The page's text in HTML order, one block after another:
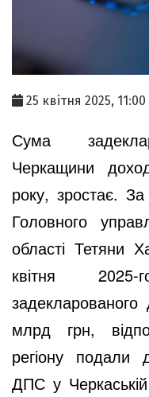
25 квітня 2025, 11:00
Сума
Черкащини
року, зростає.
Головного
області Тетяни
квітня
млрд грн,
регіону подали
ДПС у